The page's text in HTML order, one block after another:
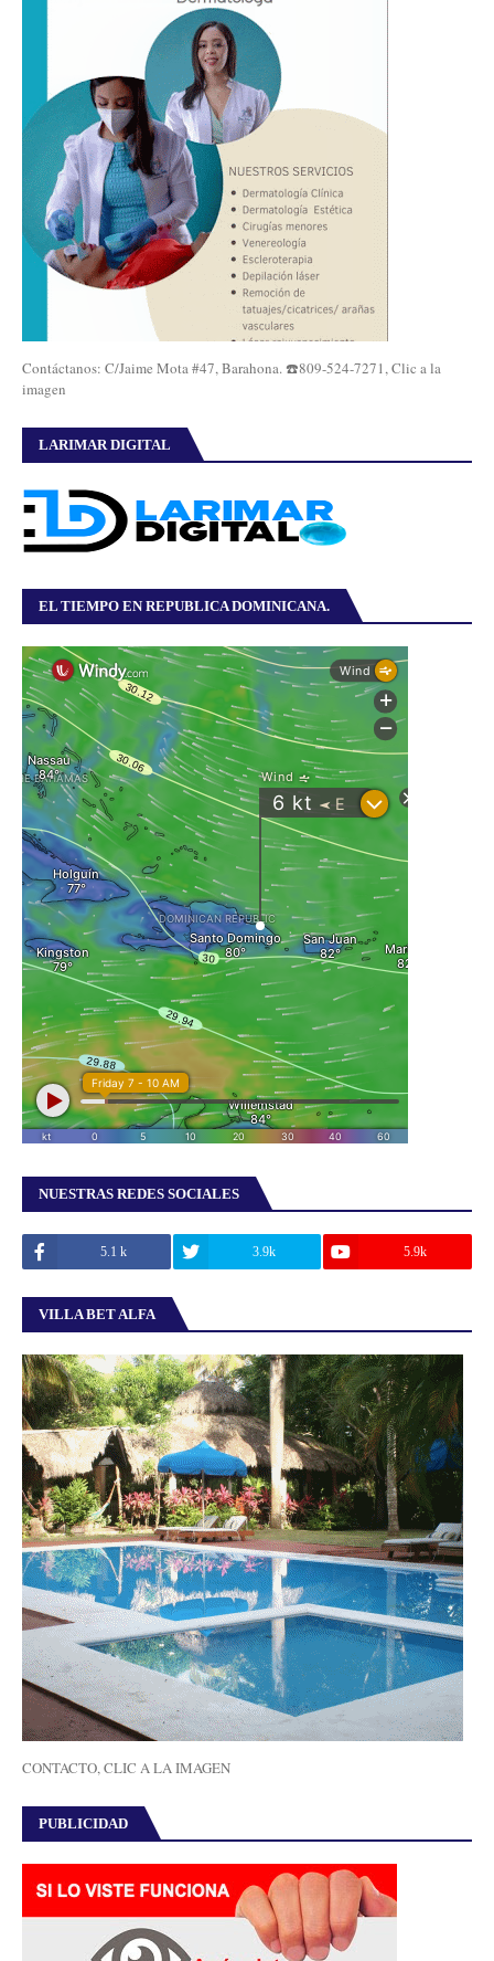
Contáctanos: C/Jaime Mota #47, Barahona. ☎️809-524-7271, Clic a la
imagen
LARIMAR DIGITAL
EL TIEMPO EN REPUBLICA DOMINICANA.
NUESTRAS REDES SOCIALES
5.1 k 3.9k 5.9k
VILLA BET ALFA
CONTACTO, CLIC A LA IMAGEN
PUBLICIDAD